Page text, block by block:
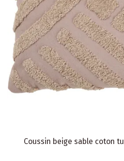
Coussin beige sable coton